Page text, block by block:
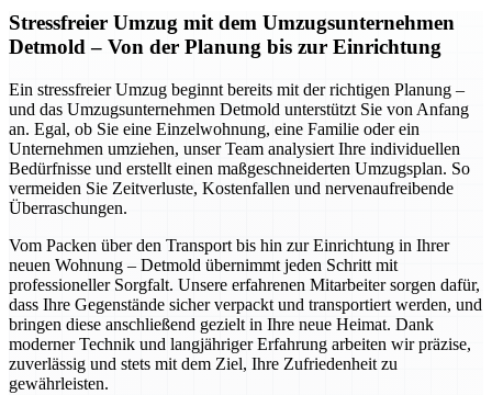
Stressfreier Umzug mit dem Umzugsunternehmen
Detmold – Von der Planung bis zur Einrichtung
Ein stressfreier Umzug beginnt bereits mit der richtigen Planung –
und das Umzugsunternehmen Detmold unterstützt Sie von Anfang
an. Egal, ob Sie eine Einzelwohnung, eine Familie oder ein
Unternehmen umziehen, unser Team analysiert Ihre individuellen
Bedürfnisse und erstellt einen maßgeschneiderten Umzugsplan. So
vermeiden Sie Zeitverluste, Kostenfallen und nervenaufreibende
Überraschungen.
Vom Packen über den Transport bis hin zur Einrichtung in Ihrer
neuen Wohnung – Detmold übernimmt jeden Schritt mit
professioneller Sorgfalt. Unsere erfahrenen Mitarbeiter sorgen dafür,
dass Ihre Gegenstände sicher verpackt und transportiert werden, und
bringen diese anschließend gezielt in Ihre neue Heimat. Dank
moderner Technik und langjähriger Erfahrung arbeiten wir präzise,
zuverlässig und stets mit dem Ziel, Ihre Zufriedenheit zu
gewährleisten.